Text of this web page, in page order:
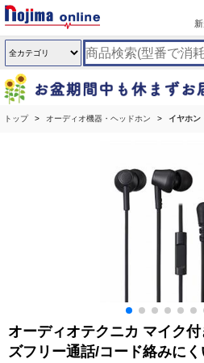
トップ オーディオ機器・ヘッドホン イヤホン
オーディオテクニカ マイク
ズフリー通話/コード絡みに